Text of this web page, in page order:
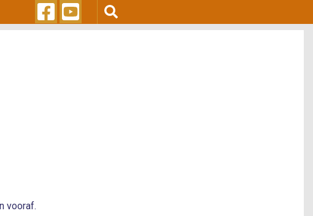
vooraf.